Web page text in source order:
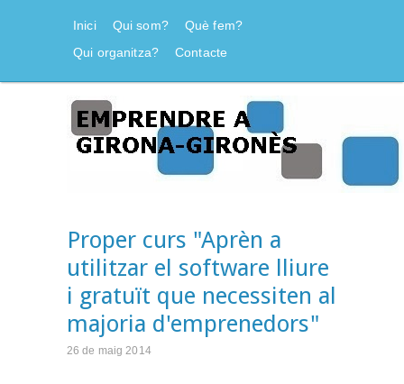
Inici Qui som?
Què fem?
Qui organitza?
Contacte
Proper curs "Aprèn a
utilitzar el software lliure
i gratuït que necessiten al
majoria d'emprenedors"
26 de maig 2014